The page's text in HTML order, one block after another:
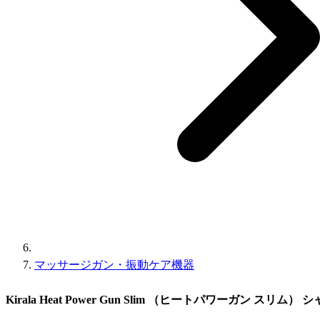
マッサージガン・振動ケア機器
Kirala Heat Power Gun Slim （ヒートパワーガン スリム） シ